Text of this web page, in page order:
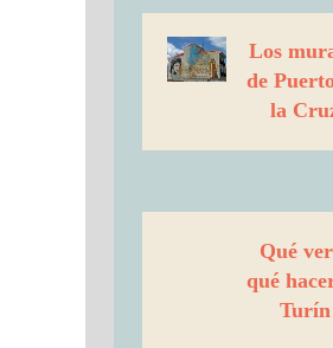
Los
de
la
Qué
qué
Turín